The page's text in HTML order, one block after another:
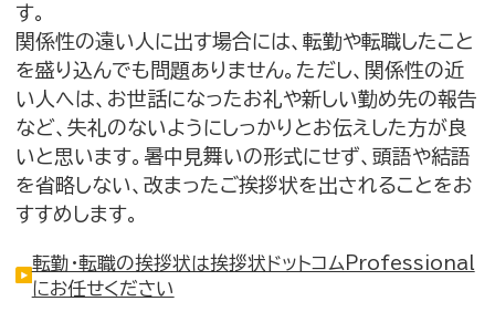
す。
関係性の遠い人に出す場合には、転勤や転職したこと
を盛り込んでも問題ありません。ただし、関係性の近
い人へは、お世話になったお礼や新しい勤め先の報告
など、失礼のないようにしっかりとお伝えした方が良
いと思います。暑中見舞いの形式にせず、頭語や結語
を省略しない、改まったご挨拶状を出されることをお
すすめします。
転勤・転職の挨拶状は挨拶状ドットコムProfessional
にお任せください